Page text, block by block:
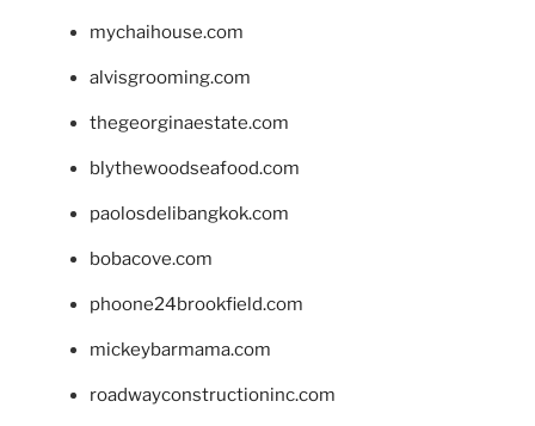
mychaihouse.com
alvisgrooming.com
thegeorginaestate.com
blythewoodseafood.com
paolosdelibangkok.com
bobacove.com
phoone24brookfield.com
mickeybarmama.com
roadwayconstructioninc.com